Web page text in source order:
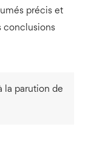
précis et
conclusions
la parution de